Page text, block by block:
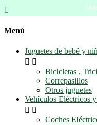

Menú
Juguetes de bebé y
 
Bicicletas ,
Correpasillos
Otros juguetes
Vehículos Eléctricos
 
Coches